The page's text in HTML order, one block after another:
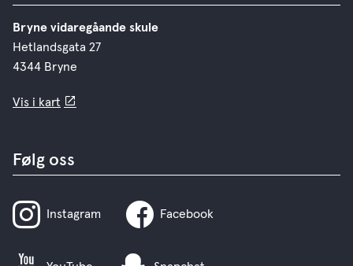
Bryne vidaregåande skule
Hetlandsgata 27
4344 Bryne
Vis i kart
Følg oss
Instagram Facebook